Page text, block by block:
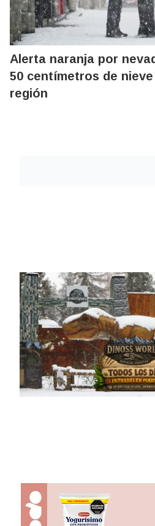
Alerta naranja por
50 centímetros de
región